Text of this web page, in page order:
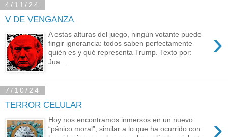
4/11/24
V DE VENGANZA
›
A estas alturas del juego, ningún votante puede
fingir ignorancia: todos saben perfectamente
quién es y qué representa Trump. Texto por:
Jua...
7/10/24
TERROR CELULAR
›
Hoy nos encontramos inmersos en un nuevo
“pánico moral”, similar a lo que ha ocurrido con